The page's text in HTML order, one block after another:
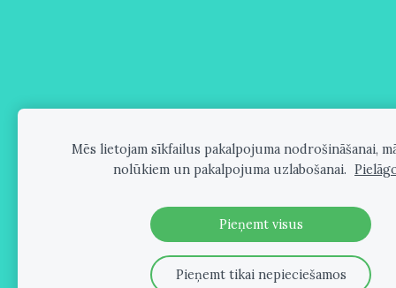
Mēs lietojam sīkfailus pakalpojuma nodrošināšanai,
nolūkiem un pakalpojuma uzlabošanai.
Pieņemt visus
Pieņemt tikai nepieciešamos